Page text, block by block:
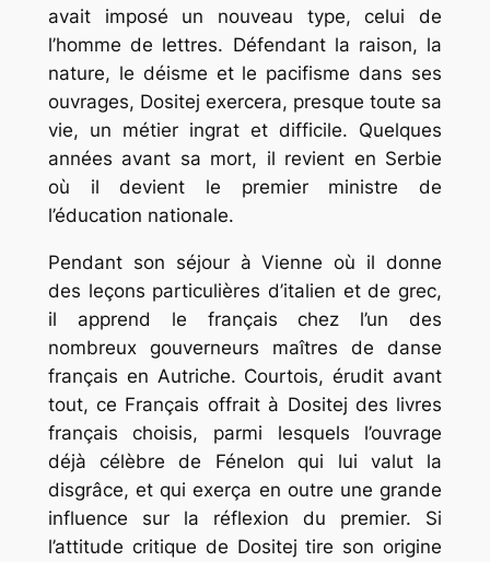
avait imposé un nouveau type, celui de
l’homme de lettres. Défendant la raison, la
nature, le déisme et le pacifisme dans ses
ouvrages, Dositej exercera, presque toute sa
vie, un métier ingrat et difficile. Quelques
années avant sa mort, il revient en Serbie
où il devient le premier ministre de
l’éducation nationale.
Pendant son séjour à Vienne où il donne
des leçons particulières d’italien et de grec,
il apprend le français chez l’un des
nombreux gouverneurs maîtres de danse
français en Autriche. Courtois, érudit avant
tout, ce Français offrait à Dositej des livres
français choisis, parmi lesquels l’ouvrage
déjà célèbre de Fénelon qui lui valut la
disgrâce, et qui exerça en outre une grande
influence sur la réflexion du premier. Si
l’attitude critique de Dositej tire son origine